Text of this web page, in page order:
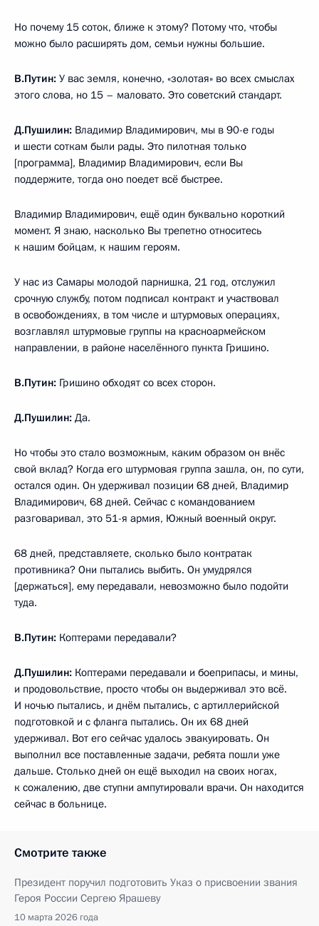
Но почему 15 соток, ближе к этому? Потому что, чтобы
можно было расширять дом, семьи нужны большие.
В.Путин: У вас земля, конечно, «золотая» во всех смыслах
этого слова, но 15 – маловато. Это советский стандарт.
Д.Пушилин: Владимир Владимирович, мы в 90-е годы
и шести соткам были рады. Это пилотная только
[программа], Владимир Владимирович, если Вы
поддержите, тогда оно поедет всё быстрее.
Владимир Владимирович, ещё один буквально короткий
момент. Я знаю, насколько Вы трепетно относитесь
к нашим бойцам, к нашим героям.
У нас из Самары молодой парнишка, 21 год, отслужил
срочную службу, потом подписал контракт и участвовал
в освобождениях, в том числе и штурмовых операциях,
возглавлял штурмовые группы на красноармейском
направлении, в районе населённого пункта Гришино.
В.Путин: Гришино обходят со всех сторон.
Д.Пушилин: Да.
Но чтобы это стало возможным, каким образом он внёс
свой вклад? Когда его штурмовая группа зашла, он, по сути,
остался один. Он удерживал позиции 68 дней, Владимир
Владимирович, 68 дней. Сейчас с командованием
разговаривал, это 51-я армия, Южный военный округ.
68 дней, представляете, сколько было контратак
противника? Они пытались выбить. Он умудрялся
[держаться], ему передавали, невозможно было подойти
туда.
В.Путин: Коптерами передавали?
Д.Пушилин: Коптерами передавали и боеприпасы, и мины,
и продовольствие, просто чтобы он выдерживал это всё.
И ночью пытались, и днём пытались, с артиллерийской
подготовкой и с фланга пытались. Он их 68 дней
удерживал. Вот его сейчас удалось эвакуировать. Он
выполнил все поставленные задачи, ребята пошли уже
дальше. Столько дней он ещё выходил на своих ногах,
к сожалению, две ступни ампутировали врачи. Он находится
сейчас в больнице.
Смотрите также
Президент поручил подготовить Указ о присвоении звания
Героя России Сергею Ярашеву
10 марта 2026 года